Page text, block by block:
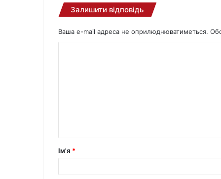
Залишити відповідь
Ваша e-mail адреса не оприлюднюватиметься.
Ім'я *